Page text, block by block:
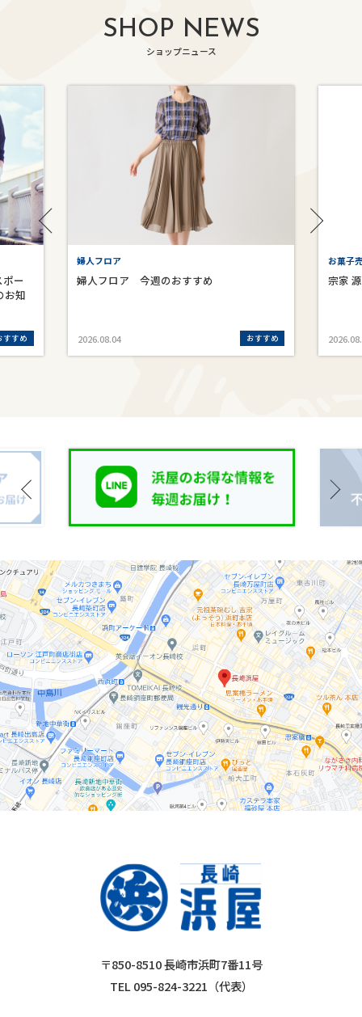
SHOP NEWS
ショップニュース
ー
お知
すすめ
婦人フロア
婦人フロア 今週のおすすめ
2026.08.04 おすすめ
お菓子
宗家
〒850-8510 長崎市浜町7番11号
TEL 095-824-3221（代表）